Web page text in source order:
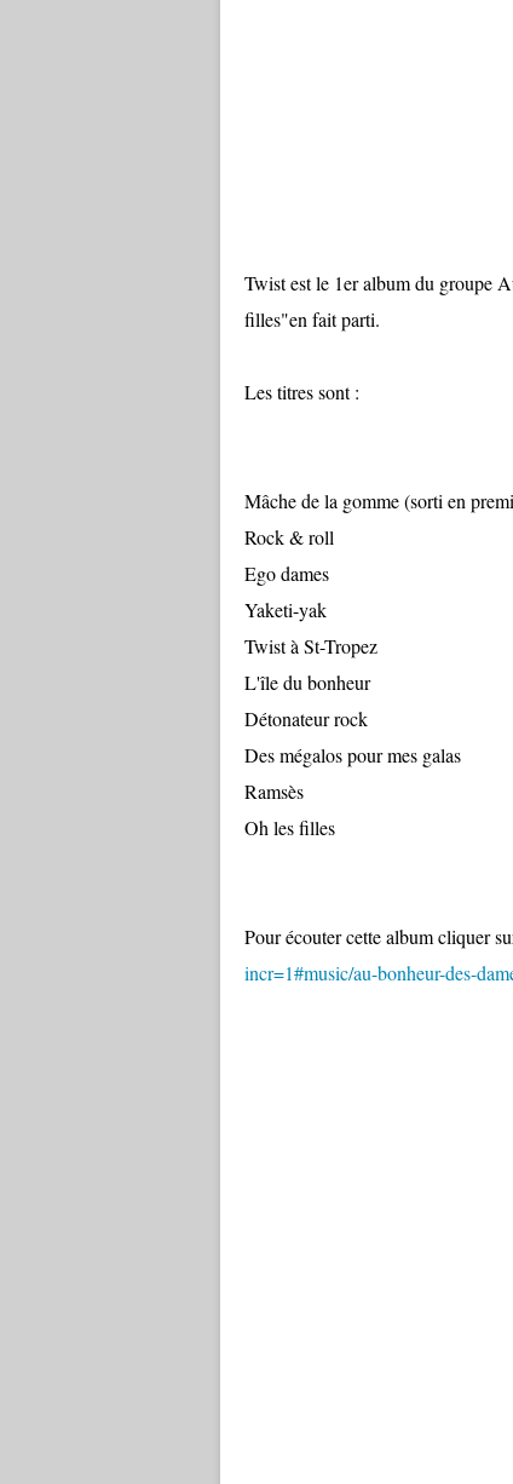
Twist est le 1er album du groupe
filles"en fait parti.
Les titres sont :
Mâche de la gomme (sorti en
Rock & roll
Ego dames
Yaketi-yak
Twist à St-Tropez
L'île du bonheur
Détonateur rock
Des mégalos pour mes galas
Ramsès
Oh les filles
Pour écouter cette album cliquer
incr=1#music/au-bonheur-des-